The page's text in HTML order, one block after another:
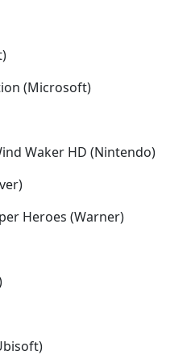
(Microsoft)
Waker HD (Nintendo)
Heroes (Warner)